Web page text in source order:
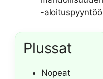
-
Plussat
Nopeat